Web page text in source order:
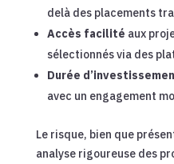
delà des placements
Accès facilité aux
sélectionnés via des
Durée
avec un engagement
Le risque, bien que
analyse rigoureuse des